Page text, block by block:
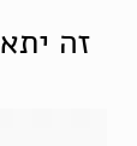
החלפתזה